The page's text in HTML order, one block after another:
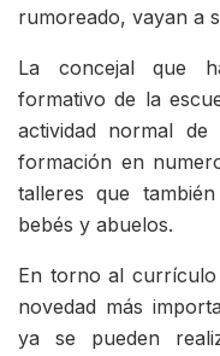
rumoreado, vayan a
La concejal que
formativo de la
actividad normal
formación en
talleres que
bebés y abuelos.
En torno al
novedad más
ya se pueden